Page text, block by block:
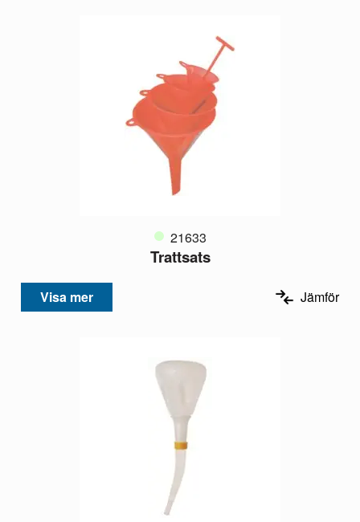
21633
Trattsats
Visa mer Jämför